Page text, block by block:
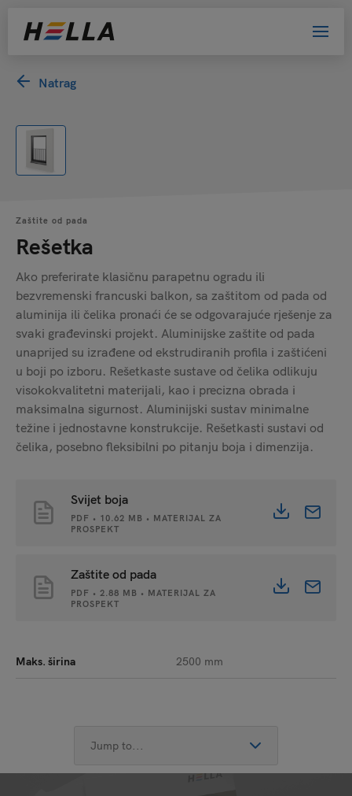
Natrag
Zaštite od pada
Rešetka
Ako preferirate klasičnu parapetnu ogradu ili
bezvremenski francuski balkon, sa zaštitom od pada od
aluminija ili čelika pronaći će se odgovarajuće rješenje za
svaki građevinski projekt. Aluminijske zaštite od pada
unaprijed su izrađene od ekstrudiranih profila i zaštićeni
u boji po izboru. Rešetkaste sustave od čelika odlikuju
visokokvalitetni materijali, kao i precizna obrada i
maksimalna sigurnost. Aluminijski sustav minimalne
težine i jednostavne konstrukcije. Rešetkasti sustavi od
čelika, posebno fleksibilni po pitanju boja i dimenzija.
Svijet boja
PDF • 10.62 MB • MATERIJAL ZA
PROSPEKT
Zaštite od pada
PDF • 2.88 MB • MATERIJAL ZA
PROSPEKT
Maks. širina 2500 mm